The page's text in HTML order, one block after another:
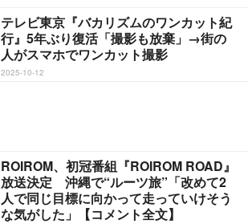
テレビ東京『バカリズムのワンカット紀
行』5年ぶり復活「撮影も放棄」→街の
人がスマホでワンカット撮影
2025-10-12
ROIROM、初冠番組『ROIROM ROAD』
放送決定 沖縄で“ルーツ旅”「改めて2
人で同じ目標に向かって走っていけそう
な気がした」【コメント全文】